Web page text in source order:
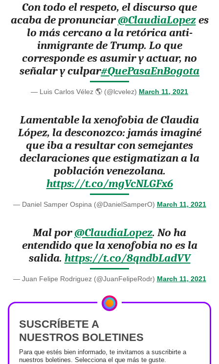
Con todo el respeto, el discurso que
acaba de pronunciar@ClaudiaLopezes
lo más cercano a la retórica anti-
inmigrante de Trump. Lo que
corresponde es asumir y actuar, no
señalar y culpar#QuePasaEnBogota
— Luis Carlos Vélez 🌎 (@lcvelez) March 11, 2021
Lamentable la xenofobia de Claudia
López, la desconozco: jamás imaginé
que iba a resultar con semejantes
declaraciones que estigmatizan a la
población venezolana.
https://t.co/mgVcNLGFx6
— Daniel Samper Ospina (@DanielSamperO) March 11, 2021
Mal por@ClaudiaLopez. No ha
entendido que la xenofobia no es la
salida. https://t.co/8qndbLadVV
— Juan Felipe Rodriguez (@JuanFelipeRodr) March 11, 2021
SUSCRÍBETE A
NUESTROS BOLETINES
Para que estés bien informado, te invitamos a suscribirte a
nuestros boletines. Selecciona el que más te guste.